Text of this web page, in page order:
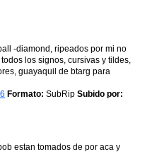
-diamond, ripeados por mi no
los signos, cursivas y tildes,
guayaquil de btarg para
6 Formato: SubRip Subido por:
estan tomados de por aca y